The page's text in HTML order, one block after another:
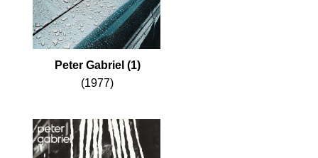
Peter Gabriel (1)
(1977)